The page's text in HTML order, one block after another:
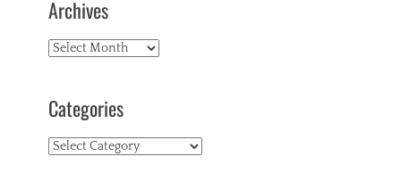
Archives
Archives
Categories
Categories